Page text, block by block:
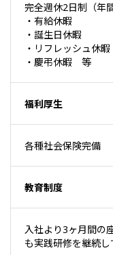
完全週休2日制（年
・有給休暇
・誕生日休暇
・リフレッシュ休暇
・慶弔休暇 等
福利厚生
各種社会保険完備
教育制度
入社より3ヶ月間の
も実践研修を継続し